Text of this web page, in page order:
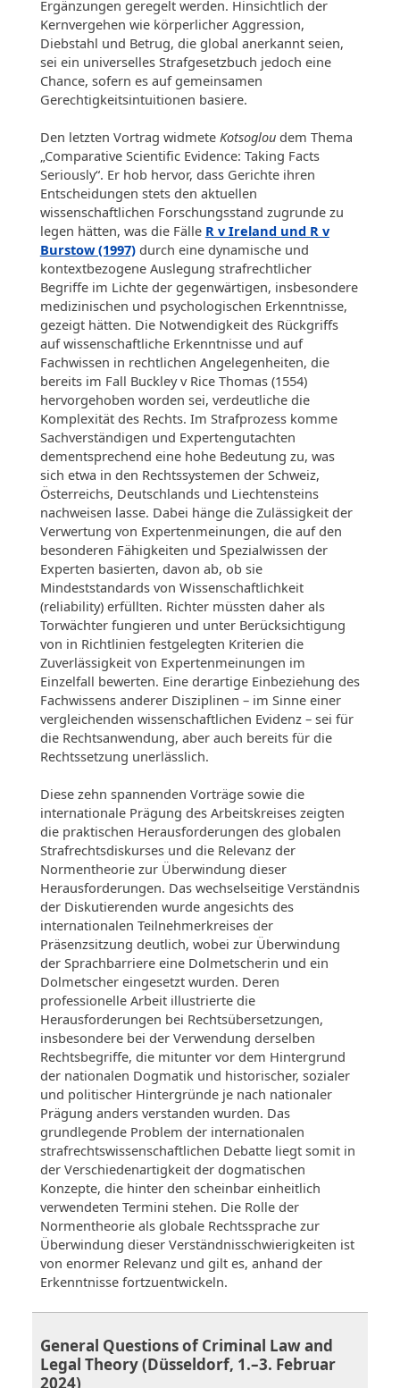
Ergänzungen geregelt werden. Hinsichtlich der
Kernvergehen wie körperlicher Aggression,
Diebstahl und Betrug, die global anerkannt seien,
sei ein universelles Strafgesetzbuch jedoch eine
Chance, sofern es auf gemeinsamen
Gerechtigkeitsintuitionen basiere.
Den letzten Vortrag widmete Kotsogloudem Thema
„Comparative Scientific Evidence: Taking Facts
Seriously“. Er hob hervor, dass Gerichte ihren
Entscheidungen stets den aktuellen
wissenschaftlichen Forschungsstand zugrunde zu
legen hätten, was die Fälle R v Ireland und R v
Burstow (1997)durch eine dynamische und
kontextbezogene Auslegung strafrechtlicher
Begriffe im Lichte der gegenwärtigen, insbesondere
medizinischen und psychologischen Erkenntnisse,
gezeigt hätten. Die Notwendigkeit des Rückgriffs
auf wissenschaftliche Erkenntnisse und auf
Fachwissen in rechtlichen Angelegenheiten, die
bereits im Fall Buckley v Rice Thomas (1554)
hervorgehoben worden sei, verdeutliche die
Komplexität des Rechts. Im Strafprozess komme
Sachverständigen und Expertengutachten
dementsprechend eine hohe Bedeutung zu, was
sich etwa in den Rechtssystemen der Schweiz,
Österreichs, Deutschlands und Liechtensteins
nachweisen lasse. Dabei hänge die Zulässigkeit der
Verwertung von Expertenmeinungen, die auf den
besonderen Fähigkeiten und Spezialwissen der
Experten basierten, davon ab, ob sie
Mindeststandards von Wissenschaftlichkeit
(reliability) erfüllten. Richter müssten daher als
Torwächter fungieren und unter Berücksichtigung
von in Richtlinien festgelegten Kriterien die
Zuverlässigkeit von Expertenmeinungen im
Einzelfall bewerten. Eine derartige Einbeziehung des
Fachwissens anderer Disziplinen – im Sinne einer
vergleichenden wissenschaftlichen Evidenz – sei für
die Rechtsanwendung, aber auch bereits für die
Rechtssetzung unerlässlich.
Diese zehn spannenden Vorträge sowie die
internationale Prägung des Arbeitskreises zeigten
die praktischen Herausforderungen des globalen
Strafrechtsdiskurses und die Relevanz der
Normentheorie zur Überwindung dieser
Herausforderungen. Das wechselseitige Verständnis
der Diskutierenden wurde angesichts des
internationalen Teilnehmerkreises der
Präsenzsitzung deutlich, wobei zur Überwindung
der Sprachbarriere eine Dolmetscherin und ein
Dolmetscher eingesetzt wurden. Deren
professionelle Arbeit illustrierte die
Herausforderungen bei Rechtsübersetzungen,
insbesondere bei der Verwendung derselben
Rechtsbegriffe, die mitunter vor dem Hintergrund
der nationalen Dogmatik und historischer, sozialer
und politischer Hintergründe je nach nationaler
Prägung anders verstanden wurden. Das
grundlegende Problem der internationalen
strafrechtswissenschaftlichen Debatte liegt somit in
der Verschiedenartigkeit der dogmatischen
Konzepte, die hinter den scheinbar einheitlich
verwendeten Termini stehen. Die Rolle der
Normentheorie als globale Rechtssprache zur
Überwindung dieser Verständnisschwierigkeiten ist
von enormer Relevanz und gilt es, anhand der
Erkenntnisse fortzuentwickeln.
General Questions of Criminal Law and
Legal Theory (Düsseldorf, 1.–3. Februar
2024)